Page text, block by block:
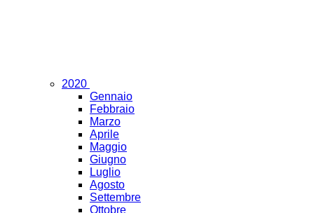
2020
Gennaio
Febbraio
Marzo
Aprile
Maggio
Giugno
Luglio
Agosto
Settembre
Ottobre